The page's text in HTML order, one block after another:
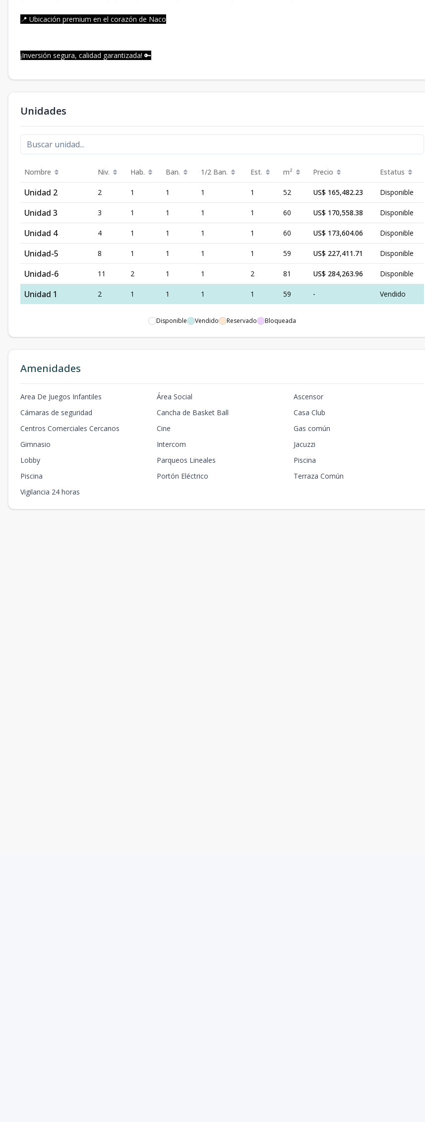
📍 Ubicación premium en el corazón de Naco
¡Inversión segura, calidad garantizada! 🔑
Unidades
Nombre Niv. Hab. Ban. 1/2 Ban. Est. m² Precio Estatus
Unidad 2 2 1 1 1 1 52 US$ 165,482.23 Disponible
Unidad 3 3 1 1 1 1 60 US$ 170,558.38 Disponible
Unidad 4 4 1 1 1 1 60 US$ 173,604.06 Disponible
Unidad-5 8 1 1 1 1 59 US$ 227,411.71 Disponible
Unidad-6 11 2 1 1 2 81 US$ 284,263.96 Disponible
Unidad 1 2 1 1 1 1 59 - Vendido
Disponible Vendido Reservado Bloqueada
Amenidades
Area De Juegos Infantiles Área Social
Ascensor
Cámaras de seguridad
Cancha de Basket Ball
Casa Club
Centros Comerciales Cercanos
Cine
Gas común
Gimnasio
Intercom
Jacuzzi
Lobby
Parqueos Lineales
Piscina
Piscina
Portón Eléctrico
Terraza Común
Vigilancia 24 horas